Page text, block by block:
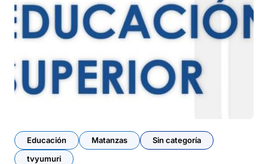
Educación Matanzas
Sin categoría
tvyumuri